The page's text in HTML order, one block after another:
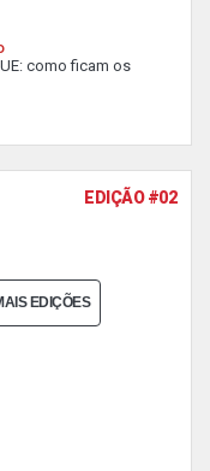
como ficam os
EDIÇÃO #02
EDIÇÕES